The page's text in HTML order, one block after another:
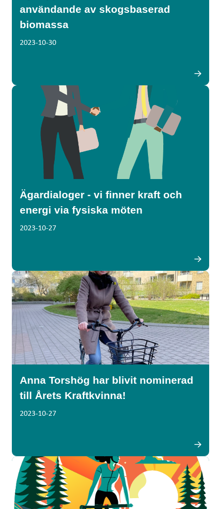
användande av skogsbaserad
biomassa
2023-10-30
Ägardialoger - vi finner kraft och
energi via fysiska möten
2023-10-27
Anna Torshög har blivit nominerad
till Årets Kraftkvinna!
2023-10-27